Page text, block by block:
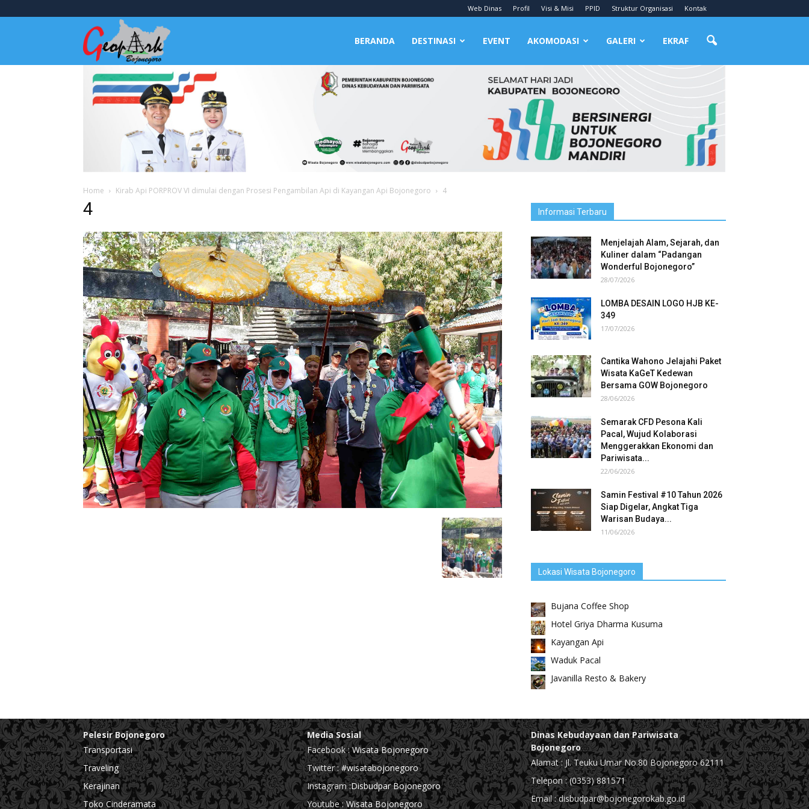
Web Dinas Profil Visi & Misi PPID Struktur Organisasi Kontak
Bojonegoro
BERANDA DESTINASI EVENT AKOMODASI GALERI EKRAF
Home Kirab Api PORPROV VI dimulai dengan Prosesi Pengambilan Api di Kayangan Api Bojonegoro 4
4 Informasi Terbaru
Menjelajah Alam, Sejarah, dan
Kuliner dalam “Padangan
Wonderful Bojonegoro”
28/07/2026
LOMBA DESAIN LOGO HJB KE-
349
17/07/2026
Cantika Wahono Jelajahi Paket
Wisata KaGeT Kedewan
Bersama GOW Bojonegoro
28/06/2026
Semarak CFD Pesona Kali
Pacal, Wujud Kolaborasi
Menggerakkan Ekonomi dan
Pariwisata...
22/06/2026
Samin Festival #10 Tahun 2026
Siap Digelar, Angkat Tiga
Warisan Budaya...
11/06/2026
Lokasi Wisata Bojonegoro
Bujana Coffee Shop
Hotel Griya Dharma Kusuma
Kayangan Api
Waduk Pacal
Javanilla Resto & Bakery
Pelesir Bojonegoro
Transportasi
Traveling
Kerajinan
Toko Cinderamata
Media Sosial
Facebook :Wisata Bojonegoro
Twitter :#wisatabojonegoro
Instagram :Disbudpar Bojonegoro
Youtube :Wisata Bojonegoro
Dinas Kebudayaan dan Pariwisata
Bojonegoro
Alamat : Jl. Teuku Umar No.80 Bojonegoro 62111
Telepon : (0353) 881571
Email : disbudpar@bojonegorokab.go.id